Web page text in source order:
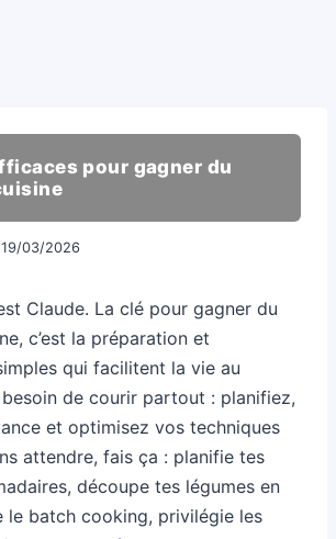
pour gagner du
19/03/2026
Claude. La clé pour gagner du
c’est la préparation et
qui facilitent la vie au
de courir partout : planifiez,
et optimisez vos techniques
attendre, fais ça : planifie tes
découpe tes légumes en
le batch cooking, privilégie les